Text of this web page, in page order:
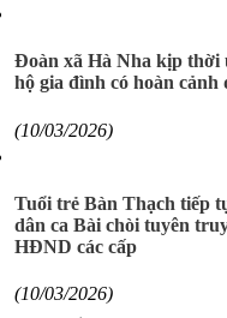
Đoàn xã Hà Nha kịp thời
hộ gia đình có hoàn
(10/03/2026)
Tuổi trẻ Bàn Thạch tiếp
dân ca Bài chòi tuyên
HĐND các cấp
(10/03/2026)